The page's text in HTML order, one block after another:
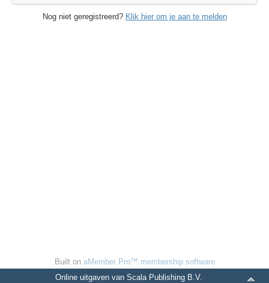
Nog niet geregistreerd? Klik hier om je aan te melden
Built on aMember Pro™ membership software
Online uitgaven van Scala Publishing B.V.